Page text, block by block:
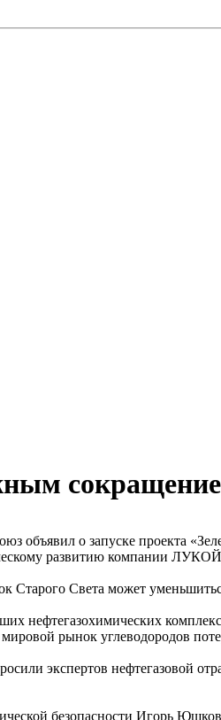
объявил о запуске проекта
развитию компании
Света может
нефтегазохимических
мировой рынок углеводородов
экспертов нефтегазовой
безопасности Игорь